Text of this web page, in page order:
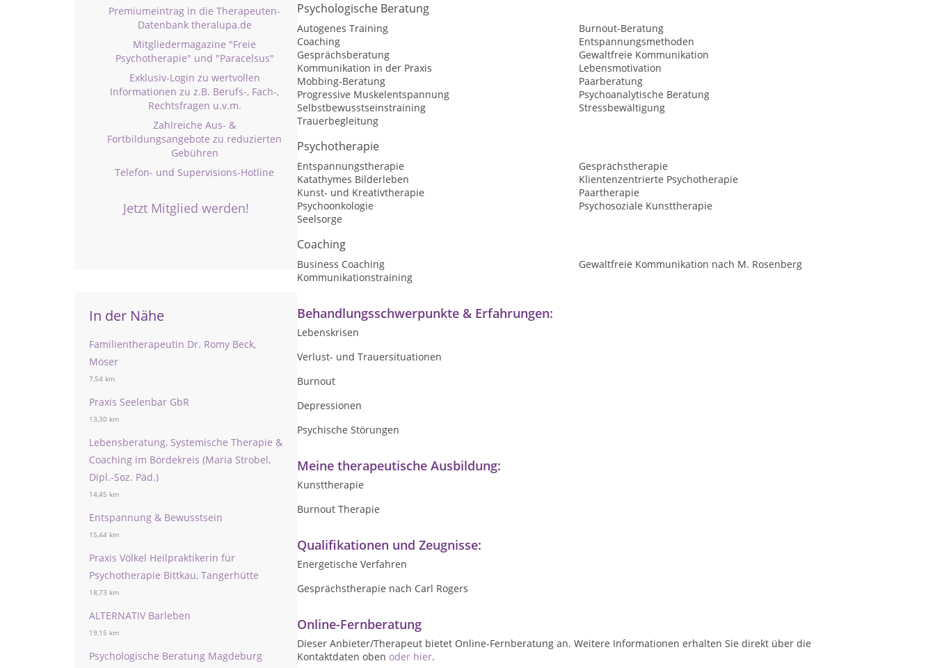
Premiumeintrag in die Therapeuten-
Datenbank theralupa.de
Mitgliedermagazine "Freie
Psychotherapie" und "Paracelsus"
Exklusiv-Login zu wertvollen
Informationen zu z.B. Berufs-, Fach-,
Rechtsfragen u.v.m.
Zahlreiche Aus- &
Fortbildungsangebote zu reduzierten
Gebühren
Telefon- und Supervisions-Hotline
Jetzt Mitglied werden!
In der Nähe
Familientherapeutin Dr. Romy Beck,
Möser
7,54 km
Praxis Seelenbar GbR
13,30 km
Lebensberatung, Systemische Therapie &
Coaching im Bördekreis (Maria Strobel,
Dipl.-Soz. Päd.)
14,45 km
Entspannung & Bewusstsein
15,44 km
Praxis Völkel Heilpraktikerin für
Psychotherapie Bittkau, Tangerhütte
18,73 km
ALTERNATIV Barleben
19,15 km
Psychologische Beratung Magdeburg
Psychologische Beratung
Autogenes Training
Burnout-Beratung
Coaching
Entspannungsmethoden
Gesprächsberatung
Gewaltfreie Kommunikation
Kommunikation in der Praxis
Lebensmotivation
Mobbing-Beratung
Paarberatung
Progressive Muskelentspannung
Psychoanalytische Beratung
Selbstbewusstseinstraining
Stressbewältigung
Trauerbegleitung
Psychotherapie
Entspannungstherapie
Gesprächstherapie
Katathymes Bilderleben
Klientenzentrierte Psychotherapie
Kunst- und Kreativtherapie
Paartherapie
Psychoonkologie
Psychosoziale Kunsttherapie
Seelsorge
Coaching
Business Coaching
Gewaltfreie Kommunikation nach M. Rosenberg
Kommunikationstraining
Behandlungsschwerpunkte & Erfahrungen:
Lebenskrisen
Verlust- und Trauersituationen
Burnout
Depressionen
Psychische Störungen
Meine therapeutische Ausbildung:
Kunsttherapie
Burnout Therapie
Qualifikationen und Zeugnisse:
Energetische Verfahren
Gesprächstherapie nach Carl Rogers
Online-Fernberatung
Dieser Anbieter/Therapeut bietet Online-Fernberatung an. Weitere Informationen erhalten Sie direkt über die
Kontaktdaten oben oder hier.